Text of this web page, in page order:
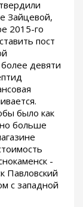
Зайцевой,
2015-го
пост
девяти
было как
больше
-
Павловский
с западной